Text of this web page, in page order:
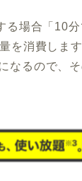
る場合「10
を消費しま
なるので、